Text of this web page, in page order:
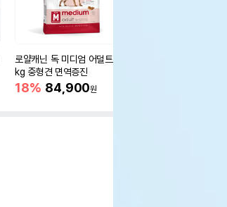
로얄캐닌 독 미디엄 어덜트 10
kg 중형견 면역증진
18% 84,900원